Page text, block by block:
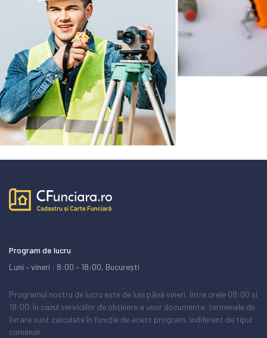
Program de lucru
Luni – vineri : 8:00 – 18:00, București
Programul nostru de lucru este de luni până vineri, între orele 08:00 și
18:00. În cazul serviciilor de obținere a unor documente, termenele de
livrare sunt calculate în funcție de acest program, indiferent de tipul
comenzii.